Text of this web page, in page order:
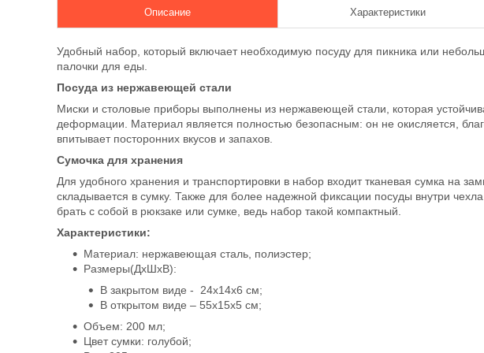
Описание Характеристики
Удобный набор, который включает необходимую посуду для пикника или
палочки для еды.
Посуда из нержавеющей стали
Миски и столовые приборы выполнены из нержавеющей стали, которая
деформации. Материал является полностью безопасным: он не окисляется,
впитывает посторонних вкусов и запахов.
Сумочка для хранения
Для удобного хранения и транспортировки в набор входит тканевая сумка на
складывается в сумку. Также для более надежной фиксации посуды внутри
брать с собой в рюкзаке или сумке, ведь набор такой компактный.
Характеристики:
Материал: нержавеющая сталь, полиэстер;
Размеры(ДхШхВ):
В закрытом виде - 24х14х6 см;
В открытом виде – 55х15х5 см;
Объем: 200 мл;
Цвет сумки: голубой;